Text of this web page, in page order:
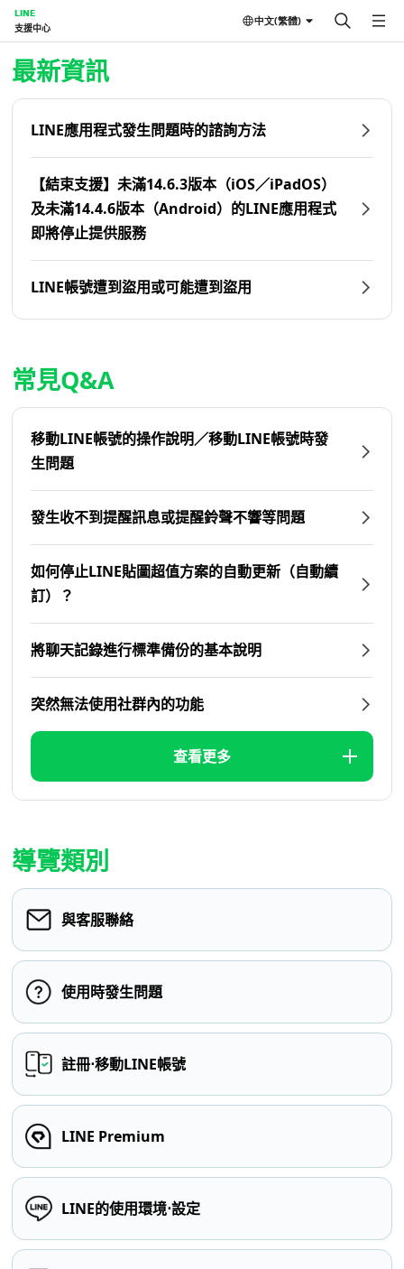
LINE
支援中心
中文(繁體)
首頁 | LINE支援中心
最新資訊
LINE應用程式發生問題時的諮詢方法
【結束支援】未滿14.6.3版本（iOS／iPadOS）
及未滿14.4.6版本（Android）的LINE應用程式
即將停止提供服務
LINE帳號遭到盜用或可能遭到盜用
常見Q&A
移動LINE帳號的操作說明／移動LINE帳號時發
生問題
發生收不到提醒訊息或提醒鈴聲不響等問題
如何停止LINE貼圖超值方案的自動更新（自動續
訂）？
將聊天記錄進行標準備份的基本說明
突然無法使用社群內的功能
查看更多
導覽類別
與客服聯絡
使用時發生問題
註冊⋅移動LINE帳號
LINE Premium
LINE的使用環境⋅設定